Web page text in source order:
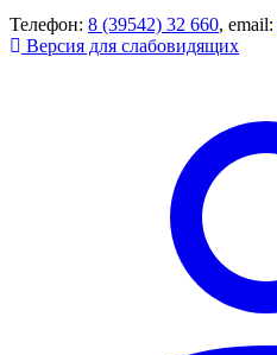
Телефон: 8 (39542) 32 660, email:
Версия для слабовидящих